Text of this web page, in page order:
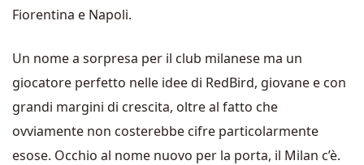
Fiorentina e Napoli.
Un nome a sorpresa per il club milanese ma un
giocatore perfetto nelle idee di RedBird, giovane e con
grandi margini di crescita, oltre al fatto che
ovviamente non costerebbe cifre particolarmente
esose. Occhio al nome nuovo per la porta, il Milan c’è.